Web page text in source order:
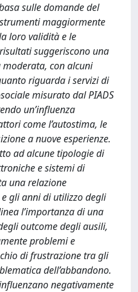
sulle domande del
strumenti maggiormente
loro validità e le
suggeriscono una
moderata, con alcuni
riguarda i servizi di
misurato dal PIADS
un’influenza
come l’autostima, le
a nuove esperienze.
ad alcune tipologie di
e sistemi di
una relazione
gli anni di utilizzo degli
l’importanza di una
outcome degli ausili,
problemi e
di frustrazione tra gli
dell’abbandono.
negativamente